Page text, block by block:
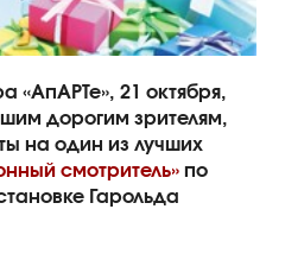
«АпАРТе», 21 октября,
дорогим зрителям,
на один из лучших
смотритель» по
Гарольда